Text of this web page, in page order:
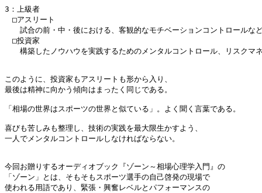
3：上級者
□アスリート
試合の前・中・後における、客観的なモチベーションコントロールな
□投資家
構築したノウハウを実践するためのメンタルコントロール、リスクマ
このように、投資家もアスリートも形から入り、
最後は精神に向かう傾向はまったく同じである。
「相場の世界はスポーツの世界と似ている」。よく聞く言葉である。
喜びも苦しみも整理し、技術の実践を最大限生かすよう、
一人でメンタルコントロールしなければならない。
今回お贈りするオーディオブック『ゾーン～相場心理学入門』の
「ゾーン」とは、そもそもスポーツ選手の自己啓発の現場で
使われる用語であり、緊張・興奮レベルとパフォーマンスの